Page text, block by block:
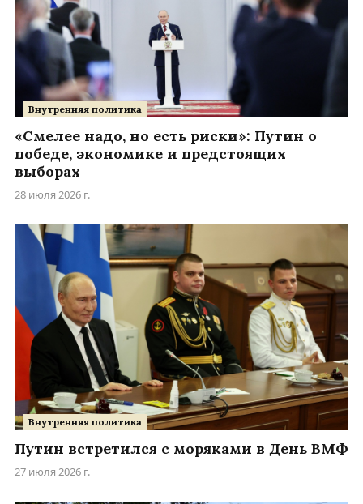
Внутренняя политика
«Смелее надо, но есть риски»: Путин о
победе, экономике и предстоящих
выборах
28 июля 2026 г.
Внутренняя политика
Путин встретился с моряками в День ВМФ
27 июля 2026 г.